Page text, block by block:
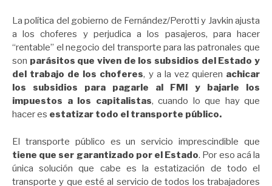
La política del gobierno de Fernández/Perotti y Javkin ajusta
a los choferes y perjudica a los pasajeros, para hacer
“rentable” el negocio del transporte para las patronales que
son parásitos que viven de los subsidios del Estado y
del trabajo de los choferes, y a la vez quieren achicar
los subsidios para pagarle al FMI y bajarle los
impuestos a los capitalistas, cuando lo que hay que
hacer es estatizar todo el transporte público.
El transporte público es un servicio imprescindible que
tiene que ser garantizado por el Estado. Por eso acá la
única solución que cabe es la estatización de todo el
transporte y que esté al servicio de todos los trabajadores